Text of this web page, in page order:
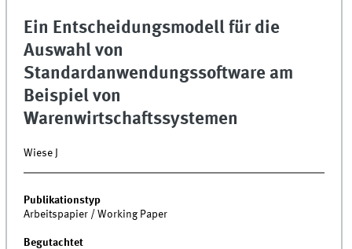
Ein Entscheidungsmodell für die
Auswahl von
Standardanwendungssoftware am
Beispiel von
Warenwirtschaftssystemen
Wiese J
Publikationstyp
Arbeitspapier / Working Paper
Begutachtet